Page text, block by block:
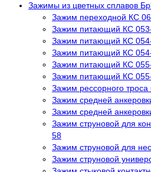
Зажимы из цветных сплавов
Зажим переходной КС
Зажим питающий КС
Зажим питающий КС
Зажим питающий КС
Зажим питающий КС
Зажим питающий КС
Зажим рессорного
Зажим средней
Зажим средней
Зажим струновой для
58
Зажим струновой для
Зажим струновой